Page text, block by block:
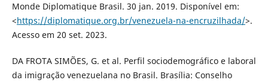
Monde Diplomatique Brasil. 30 jan. 2019. Disponível em:
<https://diplomatique.org.br/venezuela-na-encruzilhada/>.
Acesso em 20 set. 2023.
DA FROTA SIMÕES, G. et al. Perfil sociodemográfico e laboral
da imigração venezuelana no Brasil. Brasília: Conselho